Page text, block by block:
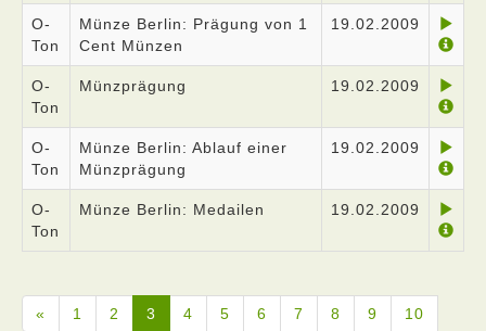
O-
Ton
Münze Berlin: Prägung von 1
Cent Münzen
19.02.2009
O-
Ton
Münzprägung 19.02.2009
O-
Ton
Münze Berlin: Ablauf einer
Münzprägung
19.02.2009
O-
Ton
Münze Berlin: Medailen 19.02.2009
« 1 2 3 4 5 6 7 8 9 10